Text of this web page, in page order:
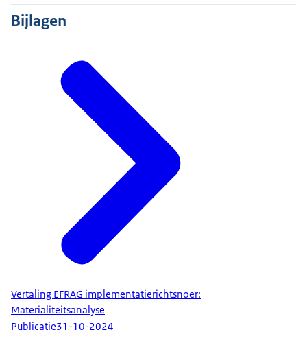
Bijlagen
Vertaling EFRAG implementatierichtsnoer:
Materialiteitsanalyse
Publicatie31-10-2024